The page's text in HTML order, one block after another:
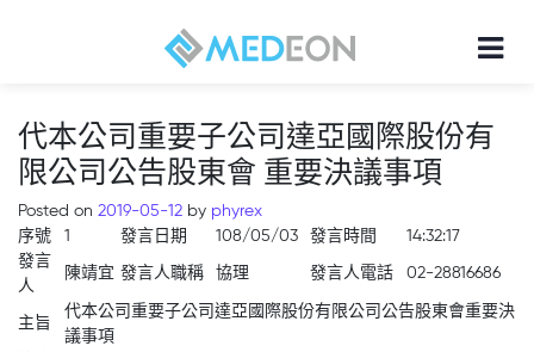
代本公司重要子公司達亞國際股份有
限公司公告股東會 重要決議事項
Posted on 2019-05-12 by phyrex
序號
1 發言日期 108/05/03 發言時間
14:32:17
發言
人
陳靖宜 發言人職稱 協理 發言人電話 02-28816686
主旨
代本公司重要子公司達亞國際股份有限公司公告股東會重要決
議事項